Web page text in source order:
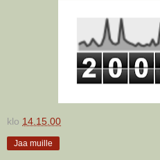
klo 14.15.00
Jaa muille